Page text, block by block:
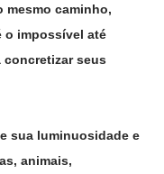
mesmo caminho,
o impossível até
concretizar seus
sua luminuosidade e
animais,